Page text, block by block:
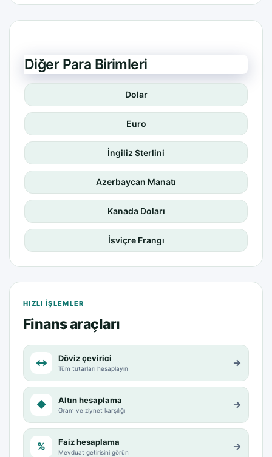
Diğer Para Birimleri
Dolar
Euro
İngiliz Sterlini
Azerbaycan Manatı
Kanada Doları
İsviçre Frangı
HIZLI IŞLEMLER
Finans araçları
↔ Döviz çevirici
Tüm tutarları hesaplayın →
◆ Altın hesaplama
Gram ve ziynet karşılığı →
% Faiz hesaplama
Mevduat getirisini görün →